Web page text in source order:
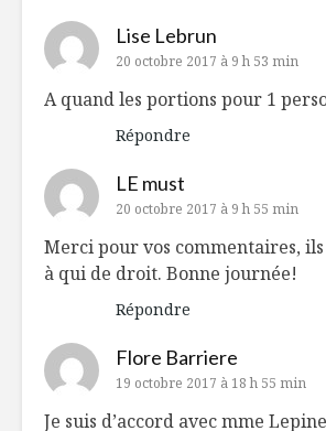
Lise Lebrun
20 octobre 2017 à 9 h 53 min
A quand les portions pour 1
Répondre
LE must
20 octobre 2017 à 9 h 55 min
Merci pour vos commentaires,
à qui de droit. Bonne journée!
Répondre
Flore Barriere
19 octobre 2017 à 18 h 55 min
Je suis d’accord avec mme Lepine